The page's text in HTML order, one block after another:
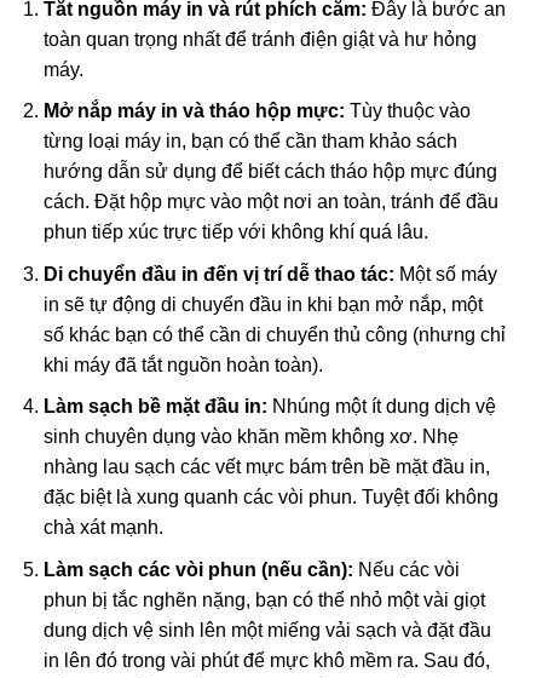
Tắt nguồn máy in và rút phích cắm: Đây là bước an
toàn quan trọng nhất để tránh điện giật và hư hỏng
máy.
Mở nắp máy in và tháo hộp mực: Tùy thuộc vào
từng loại máy in, bạn có thể cần tham khảo sách
hướng dẫn sử dụng để biết cách tháo hộp mực đúng
cách. Đặt hộp mực vào một nơi an toàn, tránh để đầu
phun tiếp xúc trực tiếp với không khí quá lâu.
Di chuyển đầu in đến vị trí dễ thao tác: Một số máy
in sẽ tự động di chuyển đầu in khi bạn mở nắp, một
số khác bạn có thể cần di chuyển thủ công (nhưng chỉ
khi máy đã tắt nguồn hoàn toàn).
Làm sạch bề mặt đầu in: Nhúng một ít dung dịch vệ
sinh chuyên dụng vào khăn mềm không xơ. Nhẹ
nhàng lau sạch các vết mực bám trên bề mặt đầu in,
đặc biệt là xung quanh các vòi phun. Tuyệt đối không
chà xát mạnh.
Làm sạch các vòi phun (nếu cần): Nếu các vòi
phun bị tắc nghẽn nặng, bạn có thể nhỏ một vài giọt
dung dịch vệ sinh lên một miếng vải sạch và đặt đầu
in lên đó trong vài phút để mực khô mềm ra. Sau đó,